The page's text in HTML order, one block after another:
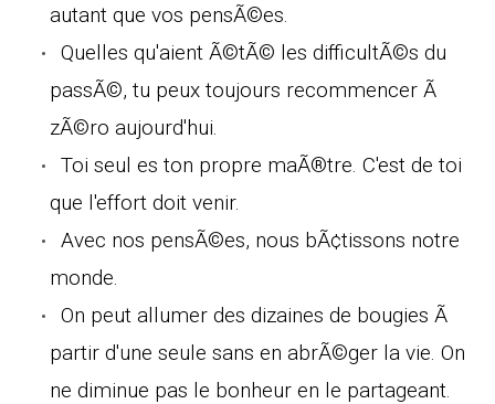
autant que vos pensÃ©es.
Quelles qu'aient Ã©tÃ© les difficultÃ©s du
passÃ©, tu peux toujours recommencer Ã
zÃ©ro aujourd'hui.
Toi seul es ton propre maÃ®tre. C'est de toi
que l'effort doit venir.
Avec nos pensÃ©es, nous bÃ¢tissons notre
monde.
On peut allumer des dizaines de bougies Ã
partir d'une seule sans en abrÃ©ger la vie. On
ne diminue pas le bonheur en le partageant.